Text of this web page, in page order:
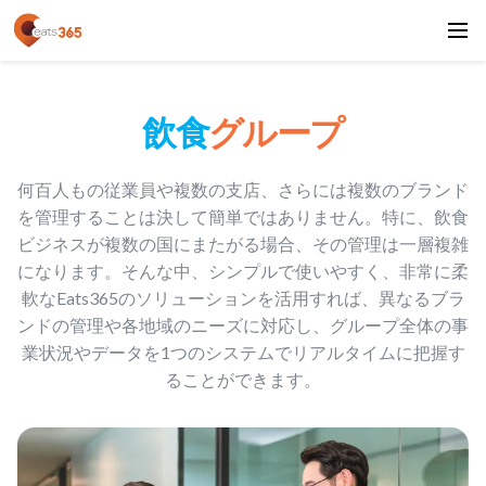
飲食グループ
何百人もの従業員や複数の支店、さらには複数のブランド
を管理することは決して簡単ではありません。特に、飲食
ビジネスが複数の国にまたがる場合、その管理は一層複雑
になります。そんな中、シンプルで使いやすく、非常に柔
軟なEats365のソリューションを活用すれば、異なるブラ
ンドの管理や各地域のニーズに対応し、グループ全体の事
業状況やデータを1つのシステムでリアルタイムに把握す
ることができます。